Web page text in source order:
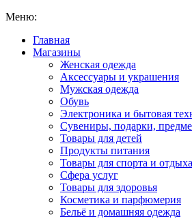
Меню:
Главная
Магазины
Женская одежда
Аксессуары и украшения
Мужская одежда
Обувь
Электроника и бытовая
Сувениры, подарки,
Товары для детей
Продукты питания
Товары для спорта и отдыха
Сфера услуг
Товары для здоровья
Косметика и парфюмерия
Бельё и домашняя одежда